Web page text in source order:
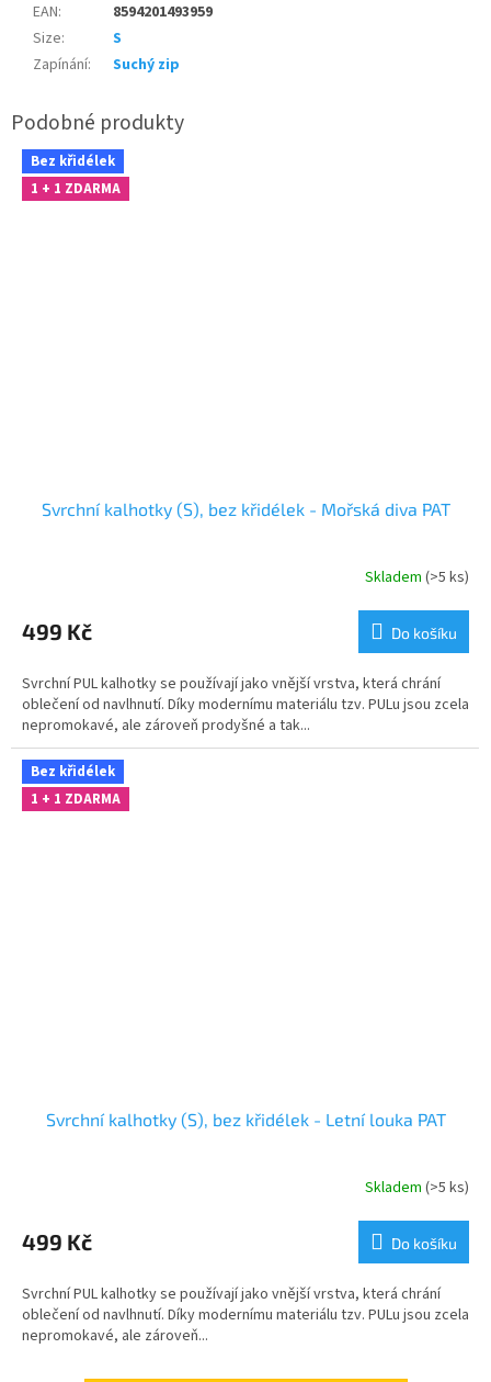
EAN:
8594201493959
Size:
S
Zapínání: Suchý zip
Bez křidélek
1 + 1 ZDARMA
Svrchní kalhotky (S), bez křidélek - Mořská diva PAT
Skladem (>5 ks)
499 Kč Do košíku
Svrchní PUL kalhotky se používají jako vnější vrstva, která chrání
oblečení od navlhnutí. Díky modernímu materiálu tzv. PULu jsou zcela
nepromokavé, ale zároveň prodyšné a tak...
Bez křidélek
1 + 1 ZDARMA
Svrchní kalhotky (S), bez křidélek - Letní louka PAT
Skladem (>5 ks)
499 Kč Do košíku
Svrchní PUL kalhotky se používají jako vnější vrstva, která chrání
oblečení od navlhnutí. Díky modernímu materiálu tzv. PULu jsou zcela
nepromokavé, ale zároveň...